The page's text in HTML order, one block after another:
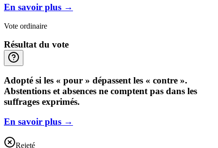
En savoir plus →
Vote ordinaire
Résultat du vote
Adopté si les « pour » dépassent les « contre ».
Abstentions et absences ne comptent pas dans les
suffrages exprimés.
En savoir plus →
Rejeté